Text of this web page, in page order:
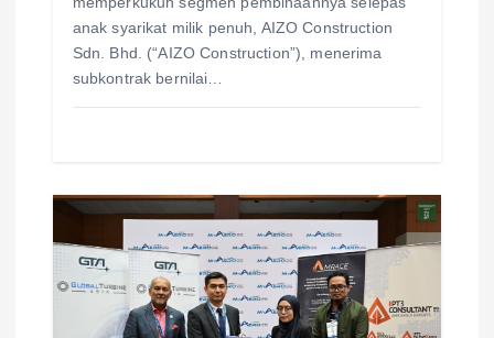
anak syarikat milik penuh, AIZO Construction
Sdn. Bhd. (“AIZO Construction”), menerima
subkontrak bernilai…